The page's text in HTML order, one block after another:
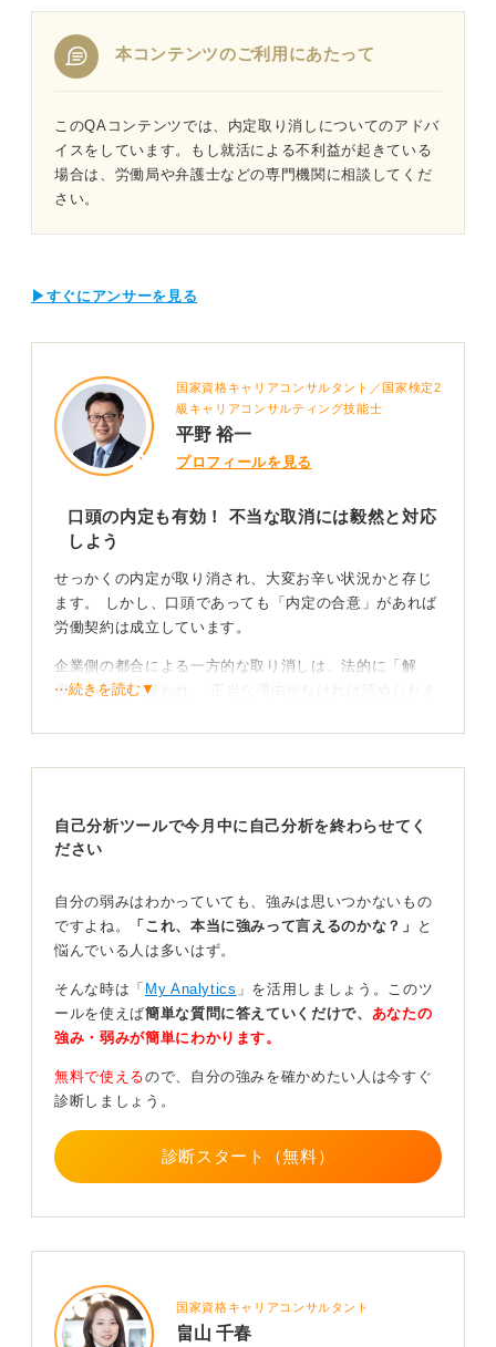
本コンテンツのご利用にあたって
このQAコンテンツでは、内定取り消しについてのアドバ
イスをしています。もし就活による不利益が起きている
場合は、労働局や弁護士などの専門機関に相談してくだ
さい。
▶すぐにアンサーを見る
国家資格キャリアコンサルタント／国家検定2
級キャリアコンサルティング技能士
平野 裕一
プロフィールを見る
口頭の内定も有効！ 不当な取消には毅然と対応
しよう
せっかくの内定が取り消され、大変お辛い状況かと存じ
ます。 しかし、口頭であっても「内定の合意」があれば
労働契約は成立しています。
企業側の都合による一方的な取り消しは、法的に「解
雇」と同様に扱われ、 正当な理由がなければ認められま
証拠を集めて専門家と共に自らのキャリアを守り抜
決して泣き寝入りせず、まずは冷静に以下の手順で対応
しましょう。 内定と言われた日時や担当者の記録を整理
そのうえで、労働局や弁護士へ相談し、損害賠償請求が
可能か確認しましょう。 この件にかんしてあなたに一切
感情的にならずまずは事実確認をしっかりとおこない、
専門家の力を借りながらあなたのキャリアと権利を守り
抜きましょう。
⋯続きを読む▼
自己分析ツールで今月中に自己分析を終わらせてく
ださい
自分の弱みはわかっていても、強みは思いつかないもの
ですよね。
「これ、本当に強みって言えるのかな？」
と
悩んでいる人は多いはず。
そんな時は「 My Analytics 」を活用しましょう。このツ
ールを使えば簡単な質問に答えていくだけで、 あなたの
強み・弱みが簡単にわかります。
無料で使えるので、自分の強みを確かめたい人は今すぐ
診断しましょう。
診断スタート（無料）
国家資格キャリアコンサルタント
畠山 千春